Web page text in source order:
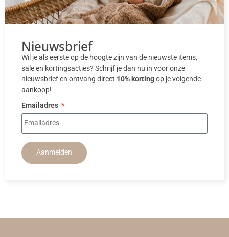
Nieuwsbrief
Wil je als eerste op de hoogte zijn van de nieuwste items,
sale en kortingsacties? Schrijf je dan nu in voor onze
nieuwsbrief en ontvang direct 10% kortingop je volgende
aankoop!
Emailadres
Aanmelden